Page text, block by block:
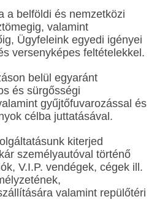
a belföldi és nemzetközi
valamint
Ügyfeleink egyedi igényei
versenyképes feltételekkel.
belül egyaránt
és sürgősségi
gyűjtőfuvarozással és
célba juttatásával.
kiterjed
személyautóval történő
V.I.P. vendégek, cégek ill.
valamint repülőtéri